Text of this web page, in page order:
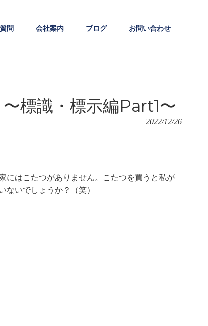
問 会社案内 ブログ お問い合わせ
標識・標示編Part1〜
2022/12/26
にはこたつがありません。こたつを買うと私が
いでしょうか？（笑）